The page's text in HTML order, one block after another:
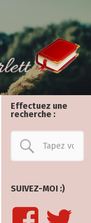
Effectuez une
recherche :
SUIVEZ-MOI :)